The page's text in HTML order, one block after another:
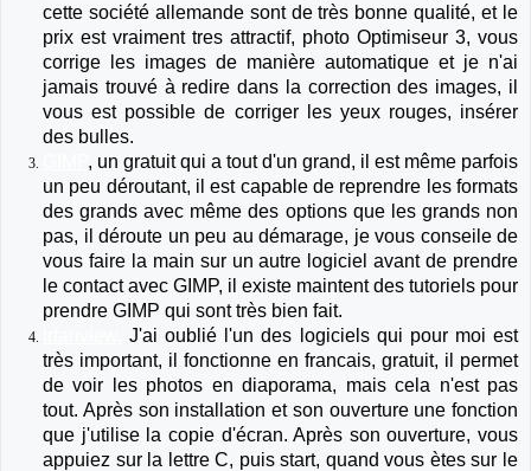
cette société allemande sont de très bonne qualité, et le
prix est vraiment tres attractif, photo Optimiseur 3, vous
corrige les images de manière automatique et je n'ai
jamais trouvé à redire dans la correction des images, il
vous est possible de corriger les yeux rouges, insérer
des bulles.
, un gratuit qui a tout d'un grand, il est même parfois
un peu déroutant, il est capable de reprendre les formats
des grands avec même des options que les grands non
pas, il déroute un peu au démarage, je vous conseile de
vous faire la main sur un autre logiciel avant de prendre
le contact avec GIMP, il existe maintent des tutoriels pour
prendre GIMP qui sont très bien fait.
J'ai oublié l'un des logiciels qui pour moi est
très important, il fonctionne en francais, gratuit, il permet
de voir les photos en diaporama, mais cela n'est pas
tout. Après son installation et son ouverture une fonction
que j'utilise la copie d'écran. Après son ouverture, vous
appuiez sur la lettre C, puis start, quand vous ètes sur le